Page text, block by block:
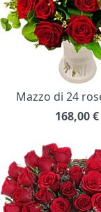
Mazzo di 24
168,00 €